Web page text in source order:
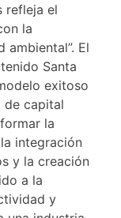
refleja el
la
El
Santa
exitoso
de capital
la
integración
y la creación
a la
y